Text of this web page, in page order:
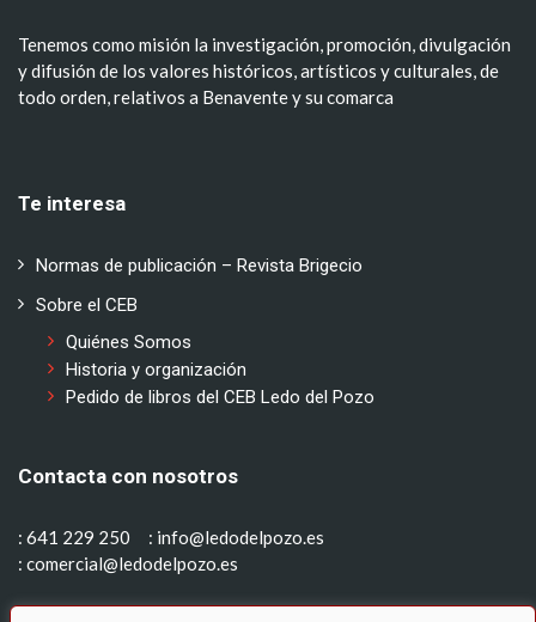
Tenemos como misión la investigación, promoción, divulgación
y difusión de los valores históricos, artísticos y culturales, de
todo orden, relativos a Benavente y su comarca
Te interesa
Normas de publicación – Revista Brigecio
Sobre el CEB
Quiénes Somos
Historia y organización
Pedido de libros del CEB Ledo del Pozo
Contacta con nosotros
: 641 229 250
: info@ledodelpozo.es
: comercial@ledodelpozo.es